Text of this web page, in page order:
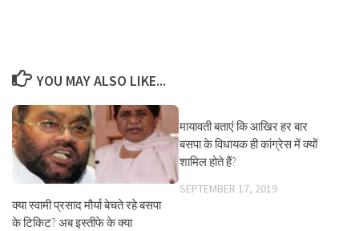
YOU MAY ALSO LIKE...
क्या स्वामी प्रसाद मौर्या बेचते रहे बसपा
के टिकिट? अब इस्तीफे के क्या
मायावती बताएं कि आखिर हर बार
बसपा के विधायक ही कांग्रेस में क्यों
शामिल होते हैं?
SEPTEMBER 17, 2019